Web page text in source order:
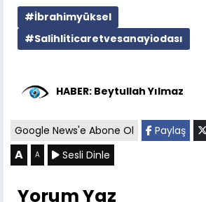
#İbrahimyüksel
#Salihliticaretvesanayiodası
HABER: Beytullah Yılmaz
Google News'e Abone Ol Paylaş
A A Sesli Dinle
Yorum Yaz